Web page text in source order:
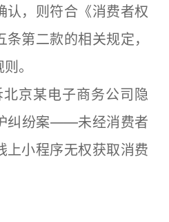
认，则符合《消费者权
第二款的相关规定，
。
京某电子商务公司隐
纠纷案——未经消费者
上小程序无权获取消费